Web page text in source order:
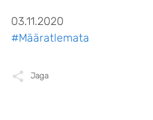
03.11.2020
#Määratlemata
Jaga